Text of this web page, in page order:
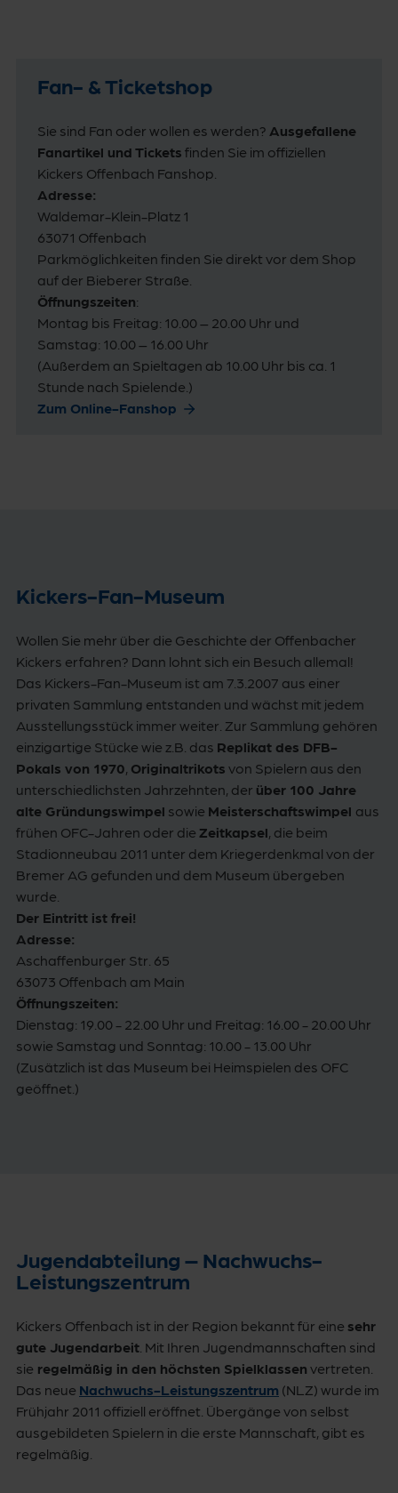
Fan- & Ticketshop
Sie sind Fan oder wollen es werden? Ausgefallene
Fanartikel und Tickets finden Sie im offiziellen
Kickers Offenbach Fanshop.
Adresse:
Waldemar-Klein-Platz 1
63071 Offenbach
Parkmöglichkeiten finden Sie direkt vor dem Shop
auf der Bieberer Straße.
Öffnungszeiten:
Montag bis Freitag: 10.00 – 20.00 Uhr und
Samstag: 10.00 – 16.00 Uhr
(Außerdem an Spieltagen ab 10.00 Uhr bis ca. 1
Stunde nach Spielende.)
Zum Online-Fanshop
Kickers-Fan-Museum
Wollen Sie mehr über die Geschichte der Offenbacher
Kickers erfahren? Dann lohnt sich ein Besuch allemal!
Das Kickers-Fan-Museum ist am 7.3.2007 aus einer
privaten Sammlung entstanden und wächst mit jedem
Ausstellungsstück immer weiter. Zur Sammlung gehören
einzigartige Stücke wie z.B. das Replikat des DFB-
Pokals von 1970, Originaltrikots von Spielern aus den
unterschiedlichsten Jahrzehnten, der über 100 Jahre
alte Gründungswimpel sowie Meisterschaftswimpel aus
frühen OFC-Jahren oder die Zeitkapsel, die beim
Stadionneubau 2011 unter dem Kriegerdenkmal von der
Bremer AG gefunden und dem Museum übergeben
wurde.
Der Eintritt ist frei!
Adresse:
Aschaffenburger Str. 65
63073 Offenbach am Main
Öffnungszeiten:
Dienstag: 19.00 - 22.00 Uhr und Freitag: 16.00 - 20.00 Uhr
sowie Samstag und Sonntag: 10.00 - 13.00 Uhr
(Zusätzlich ist das Museum bei Heimspielen des OFC
geöffnet.)
Jugendabteilung – Nachwuchs-
Leistungszentrum
Kickers Offenbach ist in der Region bekannt für eine sehr
gute Jugendarbeit . Mit Ihren Jugendmannschaften sind
sie regelmäßig in den höchsten Spielklassen vertreten.
Das neue Nachwuchs-Leistungszentrum (NLZ) wurde im
Frühjahr 2011 offiziell eröffnet. Übergänge von selbst
ausgebildeten Spielern in die erste Mannschaft, gibt es
regelmäßig.